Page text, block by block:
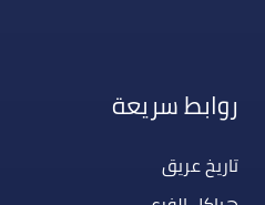
روابط سريعة
تاريخ عريق